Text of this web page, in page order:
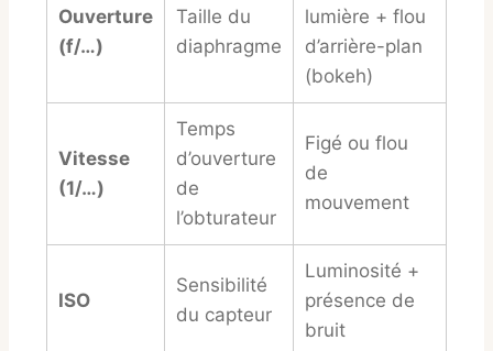
Ouverture
(f/…)
Taille du
diaphragme
lumière + flou
d’arrière-plan
(bokeh)
Vitesse
(1/…)
Temps
d’ouverture
de
l’obturateur
Figé ou flou
de
mouvement
ISO
Sensibilité
du capteur
Luminosité +
présence de
bruit